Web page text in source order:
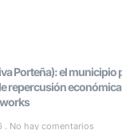
Porteña): el municipio
repercusión
No hay comentarios